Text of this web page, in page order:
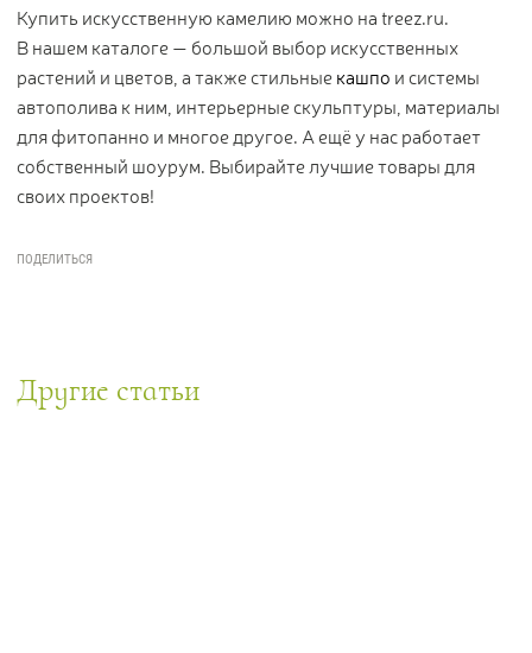
Купить искусственную камелию можно на treez.ru.
В нашем каталоге — большой выбор искусственных
растений и цветов, а также стильныекашпо и системы
автополива к ним, интерьерные скульптуры, материалы
для фитопанно и многое другое. А ещё у нас работает
собственный шоурум. Выбирайте лучшие товары для
своих проектов!
Другие статьи